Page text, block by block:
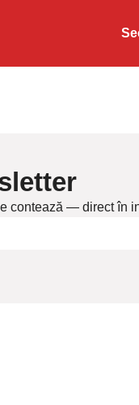
contează — direct în